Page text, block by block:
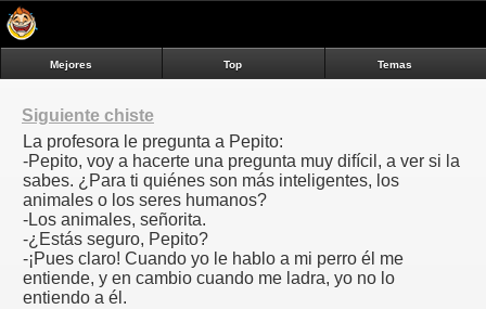
Mejores Top Temas
Siguiente chiste
La profesora le pregunta a Pepito:
-Pepito, voy a hacerte una pregunta muy difícil, a ver si la
sabes. ¿Para ti quiénes son más inteligentes, los
animales o los seres humanos?
-Los animales, señorita.
-¿Estás seguro, Pepito?
-¡Pues claro! Cuando yo le hablo a mi perro él me
entiende, y en cambio cuando me ladra, yo no lo
entiendo a él.